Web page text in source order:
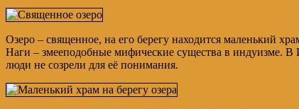
Озеро – священное, на его берегу находится маленький
Наги – змееподобные мифические существа в индуизме. В
люди не созрели для её понимания.